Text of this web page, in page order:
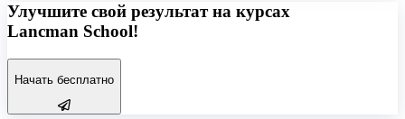
Улучшите свой результат на курсах
Lancman School!
Начать бесплатно